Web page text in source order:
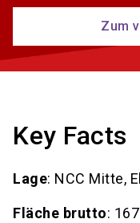
Zum
Key Facts
Lage: NCC Mitte,
Fläche brutto: